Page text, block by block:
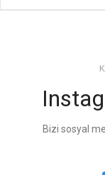
Bizi sosyal